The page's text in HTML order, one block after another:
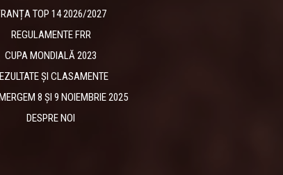
TOP 14 2026/2027
REGULAMENTE FRR
CUPA MONDIALĂ 2023
ȘI CLASAMENTE
8 ȘI 9 NOIEMBRIE 2025
DESPRE NOI